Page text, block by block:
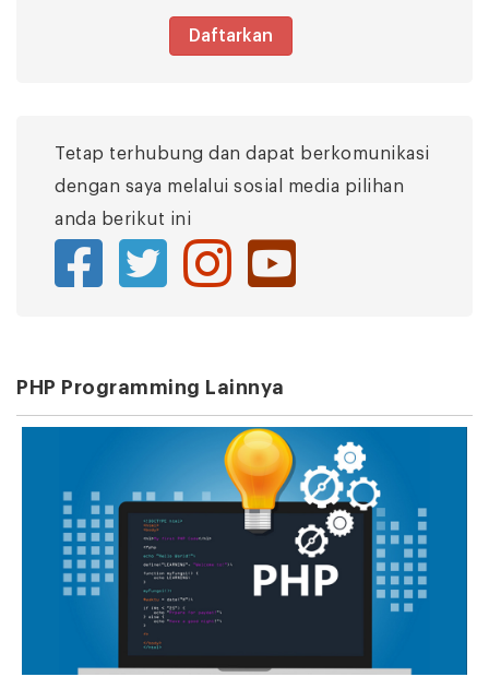
Daftarkan
Tetap terhubung dan dapat berkomunikasi
dengan saya melalui sosial media pilihan
anda berikut ini
PHP Programming Lainnya